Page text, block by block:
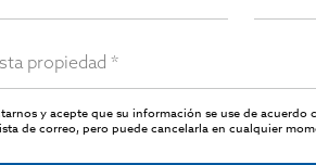
y acepte que su información se use de acuerdo
de correo, pero puede cancelarla en cualquier